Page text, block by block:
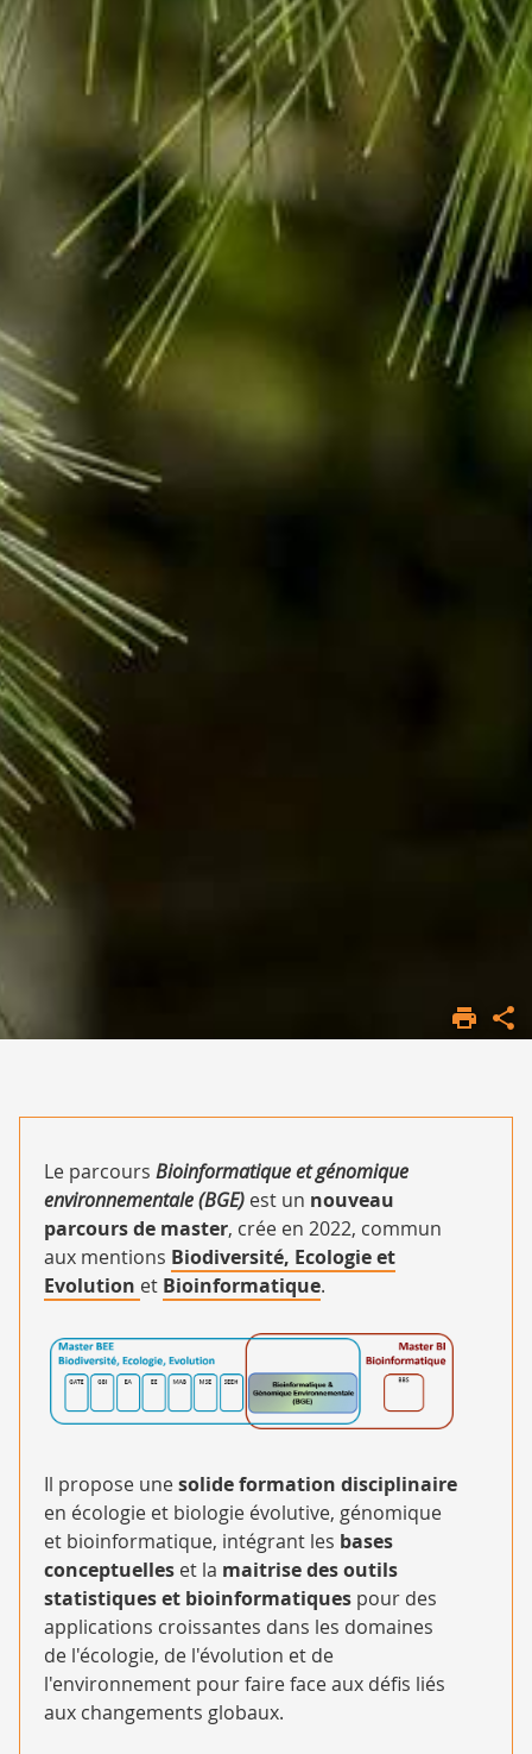
FORMATION
MASTER
BIOINFORMATIQUE
ET GÉNOMIQUE
ENVIRONNEMENTALE
(BGE)
Le parcours Bioinformatique et génomique
environnementale (BGE) est un nouveau
parcours de master, crée en 2022, commun
aux mentions Biodiversité, Ecologie et
Evolution et Bioinformatique.
commun
à
BEE
et
BI
Il propose unesolide formation disciplinaire
en écologie et biologie évolutive, génomique
et bioinformatique, intégrant les bases
conceptuelles et la maitrise des outils
statistiques et bioinformatiques pour des
applications croissantes dans les domaines
de l'écologie, de l'évolution et de
l'environnement pour faire face aux défis liés
aux changements globaux.